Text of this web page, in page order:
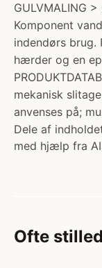
GULVMALING
Komponent
indendørs brug.
hærder og en
mekanisk
anvenses på;
Dele af
med hjælp fra
Ofte